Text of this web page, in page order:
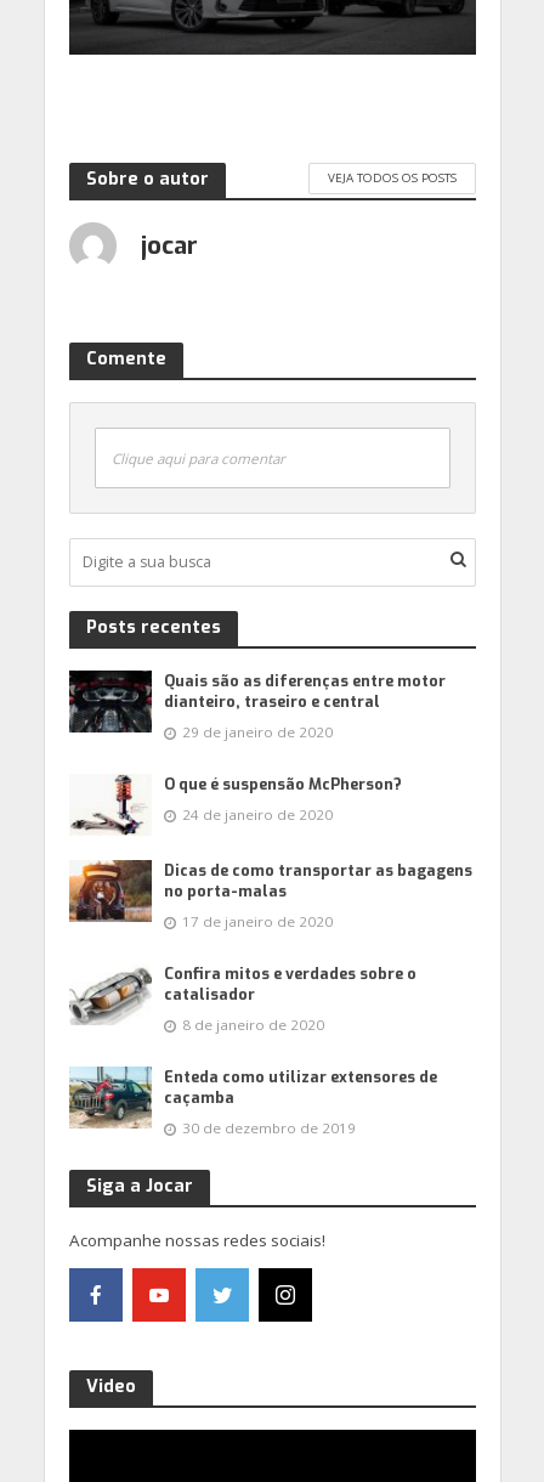
Sobre o autor VEJA TODOS OS POSTS
jocar
Comente
Clique aqui para comentar
Posts recentes
Quais são as diferenças entre motor
dianteiro, traseiro e central
29 de janeiro de 2020
O que é suspensão McPherson?
24 de janeiro de 2020
Dicas de como transportar as bagagens
no porta-malas
17 de janeiro de 2020
Confira mitos e verdades sobre o
catalisador
8 de janeiro de 2020
Enteda como utilizar extensores de
caçamba
30 de dezembro de 2019
Siga a Jocar
Acompanhe nossas redes sociais!
Video